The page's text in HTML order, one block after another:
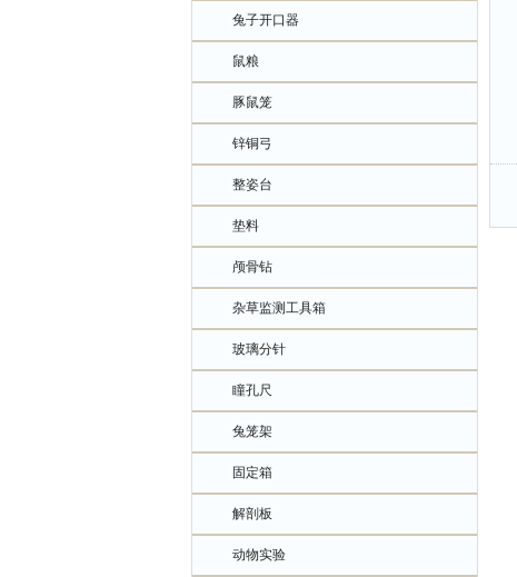
兔子开口器
鼠粮
豚鼠笼
锌铜弓
整姿台
垫料
颅骨钻
杂草监测工具箱
玻璃分针
瞳孔尺
兔笼架
固定箱
解剖板
动物实验